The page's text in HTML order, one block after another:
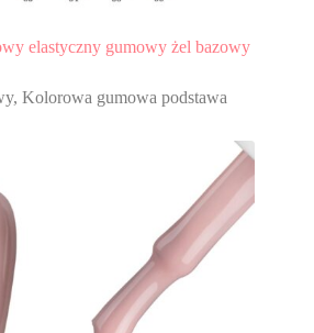
elastyczny gumowy żel bazowy
, Kolorowa gumowa podstawa